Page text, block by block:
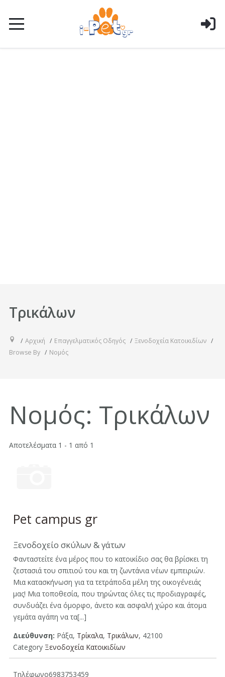
Τρικάλων
Αρχική Επαγγελματικός Οδηγός
Ξενοδοχεία Κατοικιδίων
Browse By
Νομός
Νομός: Τρικάλων
Αποτελέσματα 1 - 1 από 1
Pet campus gr
Ξενοδοχείο σκύλων & γάτων
Φανταστείτε ένα μέρος που το κατοικίδιο σας θα βρίσκει τη
ζεστασιά του σπιτιού του και τη ζωντάνια νέων εμπειριών.
Μια κατασκήνωση για τα τετράποδα μέλη της οικογένειάς
μας! Μια τοποθεσία, που τηρώντας όλες τις προδιαγραφές,
συνδυάζει ένα όμορφο, άνετο και ασφαλή χώρο και άτομα
γεμάτα αγάπη να τα[...]
Διεύθυνση: Ράξα, Τρίκαλα, Τρικάλων, 42100
Category Ξενοδοχεία Κατοικιδίων
Τηλέφωνο6983753459